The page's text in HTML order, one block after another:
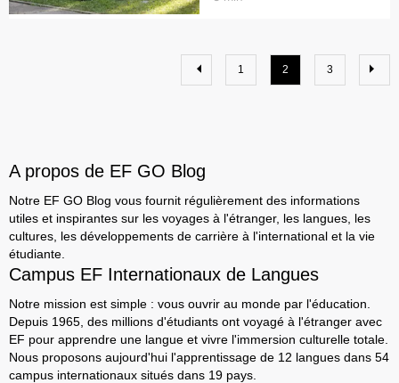
1 2 3
A propos de EF GO Blog
Notre EF GO Blog vous fournit régulièrement des informations
utiles et inspirantes sur les voyages à l'étranger, les langues, les
cultures, les développements de carrière à l'international et la vie
étudiante.
Campus EF Internationaux de Langues
Notre mission est simple : vous ouvrir au monde par l'éducation.
Depuis 1965, des millions d'étudiants ont voyagé à l'étranger avec
EF pour apprendre une langue et vivre l'immersion culturelle totale.
Nous proposons aujourd'hui l'apprentissage de 12 langues dans 54
campus internationaux situés dans 19 pays.